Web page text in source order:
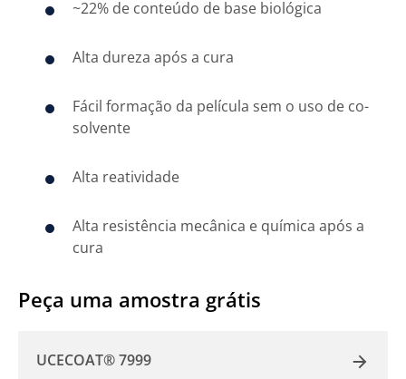
~22% de conteúdo de base biológica
Alta dureza após a cura
Fácil formação da película sem o uso de co-
solvente
Alta reatividade
Alta resistência mecânica e química após a
cura
Peça uma amostra grátis
UCECOAT® 7999